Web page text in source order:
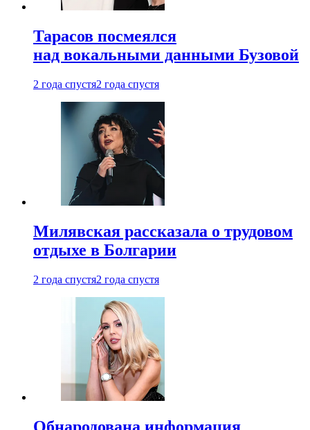
Тарасов посмеялся
над вокальными данными Бузовой
2 года спустя2 года спустя
Милявская рассказала о трудовом
отдыхе в Болгарии
2 года спустя2 года спустя